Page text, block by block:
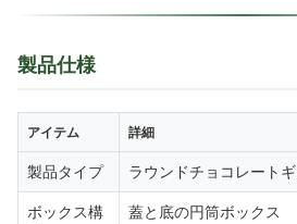
製品仕様
アイテム 詳細
製品タイプ
ラウンドチョコレート
ボックス構
蓋と底の円筒ボックス